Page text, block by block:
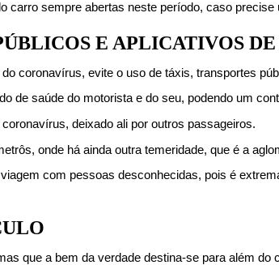
carro sempre abertas neste período, caso precise
E APLICATIVOS
coronavírus, evite o uso de táxis, transportes
de saúde do motorista e do seu, podendo um
deixado ali por outros passageiros.
onde há ainda outra temeridade, que é a
com pessoas desconhecidas, pois é
que a bem da verdade destina-se para além do